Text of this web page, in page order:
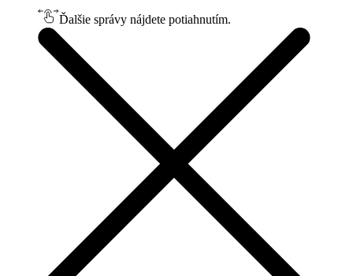
Ďalšie správy nájdete potiahnutím.